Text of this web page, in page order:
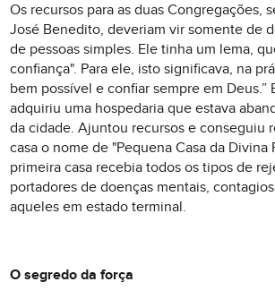
Os recursos para as duas Congregações,
José Benedito, deveriam vir somente de
de pessoas simples. Ele tinha um lema,
confiança". Para ele, isto significava, na
bem possível e confiar sempre em Deus.”
adquiriu uma hospedaria que estava
da cidade. Ajuntou recursos e conseguiu
casa o nome de "Pequena Casa da Divina
primeira casa recebia todos os tipos de
portadores de doenças mentais,
aqueles em estado terminal.
O segredo da força